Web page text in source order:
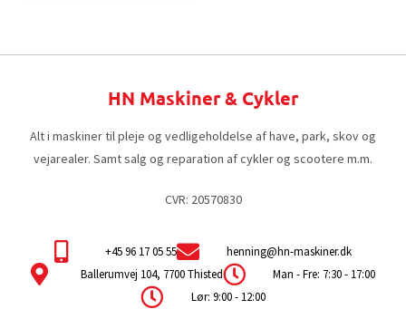
HN Maskiner & Cykler
Alt i maskiner til pleje og vedligeholdelse af have, park, skov og
vejarealer. Samt salg og reparation af cykler og scootere m.m.
CVR: 20570830
+45 96 17 05 55
henning@hn-maskiner.dk
Ballerumvej 104, 7700 Thisted
Man - Fre: 7:30 - 17:00
Lør: 9:00 - 12:00